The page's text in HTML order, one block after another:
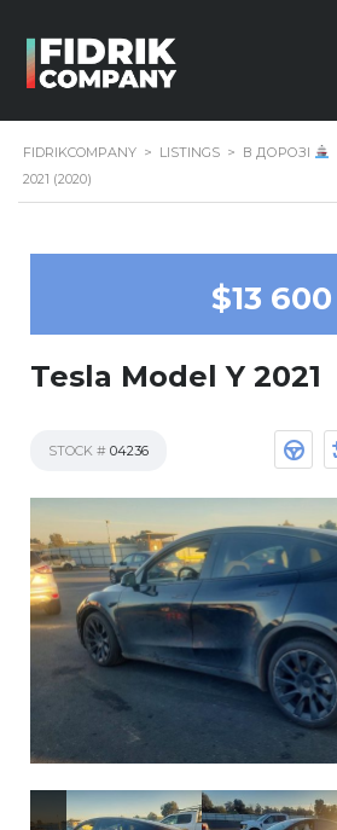
FIDRIKCOMPANY > LISTINGS > В ДОРОЗІ
2021 (2020)
$13 600
Tesla Model Y 2021
STOCK # 04236